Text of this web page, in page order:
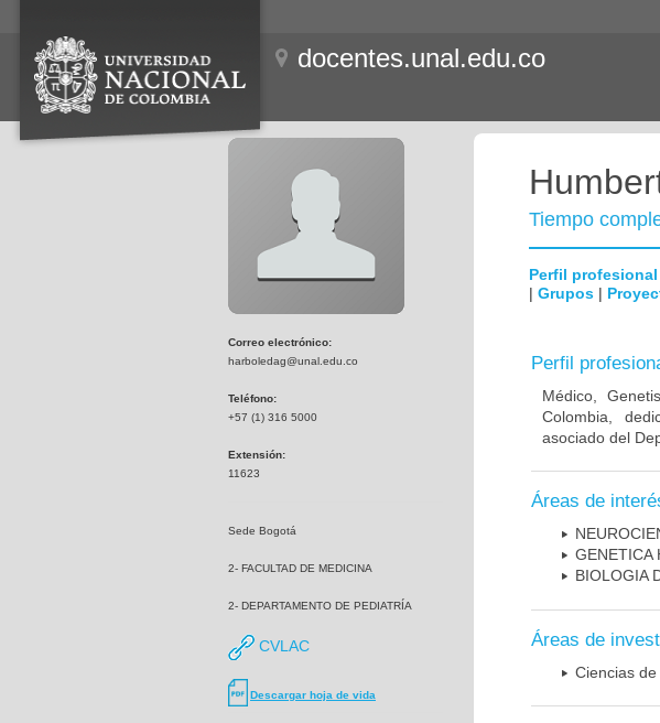
docentes.unal.edu.co
Correo electrónico:
harboledag@unal.edu.co
Teléfono:
+57 (1) 316 5000
Extensión:
11623
Sede Bogotá
2- FACULTAD DE MEDICINA
2- DEPARTAMENTO DE PEDIATRÍA
CVLAC
Descargar hoja de vida
Tiempo
Perfil profesional
| Grupos |
Perfil
Médico,
Colombia,
asociado del
Áreas de
GENETICA
BIOLOGIA
Áreas de
Ciencias